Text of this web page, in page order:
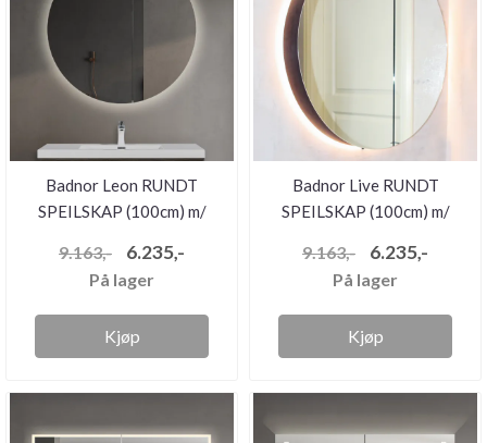
Badnor Leon RUNDT
SPEILSKAP (100cm) m/
9.163,- 6.235,-
På lager
Kjøp
Badnor Live RUNDT
SPEILSKAP (100cm) m/
9.163,- 6.235,-
På lager
Kjøp